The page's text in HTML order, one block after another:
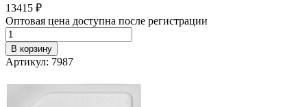
13415 ₽
Оптовая цена доступна после регистрации
В корзину
Артикул: 7987